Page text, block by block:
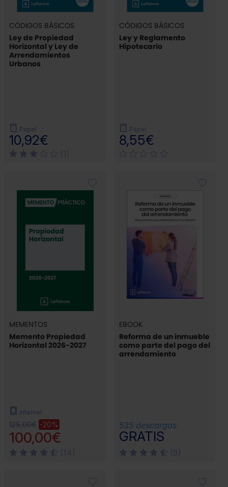
CÓDIGOS BÁSICOS
Ley de Propiedad
Horizontal y Ley de
Arrendamientos
Urbanos
Papel
10,92€
CÓDIGOS BÁSICOS
Ley y Reglamento
Hipotecario
Papel
8,55€
MEMENTOS
Memento Propiedad
Horizontal 2026-2027
Internet
125,00€ -20%
100,00€
EBOOK
Reforma de un inmueble
como parte del pago del
arrendamiento
535 descargas
GRATIS